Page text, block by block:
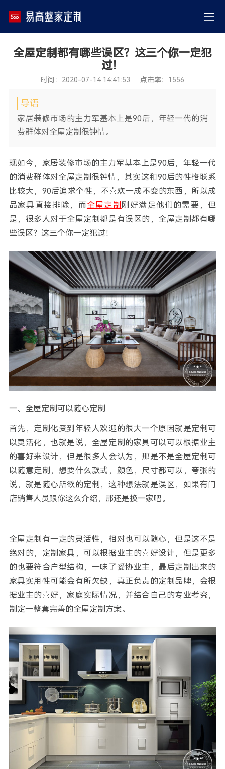
全屋定制都有哪些误区？这三个你一定犯
过！
时间：2020-07-14 14:41:53 点击率：1556
导语
家居装修市场的主力军基本上是90后，年轻一代的消
费群体对全屋定制很钟情。
现如今，家居装修市场的主力军基本上是90后，年轻一代
的消费群体对全屋定制很钟情，其实这和90后的性格联系
比较大，90后追求个性，不喜欢一成不变的东西，所以成
品家具直接排除，而全屋定制 刚好满足他们的需要，但
是，很多人对于全屋定制都是有误区的，全屋定制都有哪
些误区？这三个你一定犯过！
一、全屋定制可以随心定制
首先，定制化受到年轻人欢迎的很大一个原因就是定制可
以灵活化，也就是说，全屋定制的家具可以可以根据业主
的喜好来设计，但是很多人会认为，那是不是全屋定制可
以随意定制，想要什么款式，颜色，尺寸都可以，夸张的
说，就是随心所欲的定制，这种想法就是误区，如果有门
店销售人员跟你这么介绍，那还是换一家吧。
全屋定制有一定的灵活性，相对也可以随心，但是这不是
绝对的，定制家具，可以根据业主的喜好设计，但是更多
的也要符合户型结构，一味了妥协业主，最后定制出来的
家具实用性可能会有所欠缺，真正负责的定制品牌，会根
据业主的喜好，家庭实际情况，并结合自己的专业考究，
制定一整套完善的全屋定制方案。